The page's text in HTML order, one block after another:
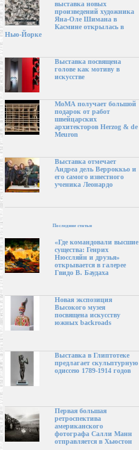
выставка новых
произведений художника
Яна-Оле Шимана в
Касмине открылась в
Нью-Йорке
Выставка посвящена
голове как мотиву в
искусстве
МоМА получает большой
подарок от работ
швейцарских
архитекторов Herzog & de
Meuron
Выставка отмечает
Андреа дель Верроккьо и
его самого известного
ученика Леонардо
Последние статьи
«Где командовали высшие
существа: Генрих
Нюссляйн и друзья»
открывается в галерее
Гвидо В. Баудаха
Новая экспозиция
Высокого музея
посвящена искусству
южных backroads
Выставка в Глиптотеке
предлагает скульптурную
одиссею 1789-1914 годов
Первая большая
ретроспектива
американского
фотографа Салли Манн
отправляется в Хьюстон